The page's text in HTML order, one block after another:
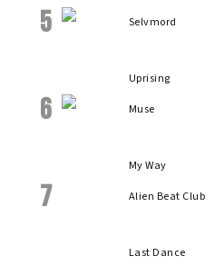
5
Selvmord
6
Uprising
Muse
7
My Way
Alien Beat Club
Last Dance